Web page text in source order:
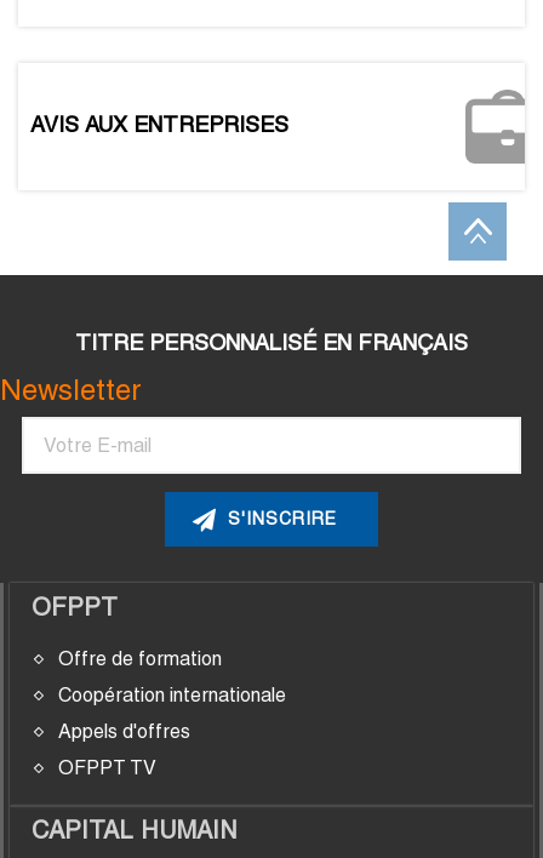
AVIS AUX ENTREPRISES
TITRE PERSONNALISÉ EN FRANÇAIS
Newsletter
Courriel
OFPPT
Offre de formation
Coopération internationale
Appels d'offres
OFPPT TV
CAPITAL HUMAIN